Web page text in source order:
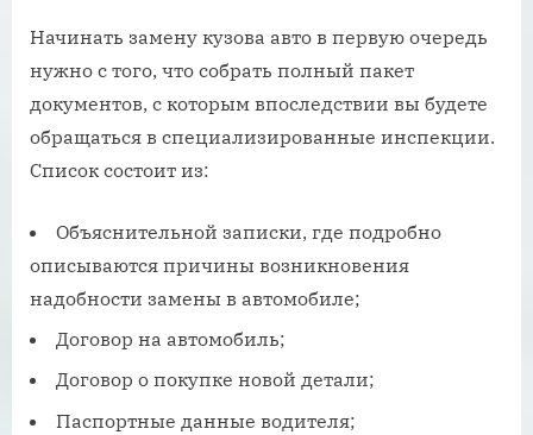
Начинать замену кузова авто в первую очередь
нужно с того, что собрать полный пакет
документов, с которым впоследствии вы будете
обращаться в специализированные инспекции.
Список состоит из:
Объяснительной записки, где подробно
описываются причины возникновения
надобности замены в автомобиле;
Договор на автомобиль;
Договор о покупке новой детали;
Паспортные данные водителя;